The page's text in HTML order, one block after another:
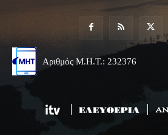
Αριθμός Μ.Η.Τ.: 232376